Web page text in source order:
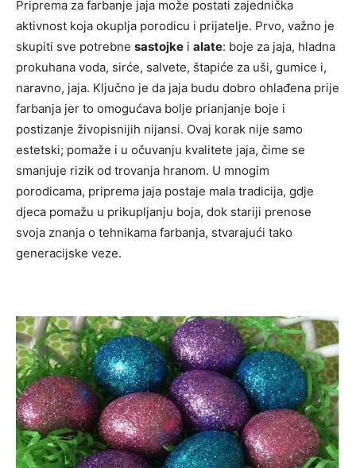
Priprema za farbanje jaja može postati zajednička
aktivnost koja okuplja porodicu i prijatelje. Prvo, važno je
skupiti sve potrebne sastojke i alate: boje za jaja, hladna
prokuhana voda, sirće, salvete, štapiće za uši, gumice i,
naravno, jaja. Ključno je da jaja budu dobro ohlađena prije
farbanja jer to omogućava bolje prianjanje boje i
postizanje živopisnijih nijansi. Ovaj korak nije samo
estetski; pomaže i u očuvanju kvalitete jaja, čime se
smanjuje rizik od trovanja hranom. U mnogim
porodicama, priprema jaja postaje mala tradicija, gdje
djeca pomažu u prikupljanju boja, dok stariji prenose
svoja znanja o tehnikama farbanja, stvarajući tako
generacijske veze.